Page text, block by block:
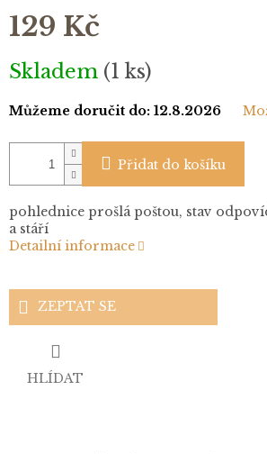
129 Kč
Měrná
cena:
Skladem (1 ks)
Můžeme doručit do: 12.8.2026
Přidat do košíku
pohlednice prošlá poštou, stav
a stáří
Detailní informace
ZEPTAT SE
HLÍDAT